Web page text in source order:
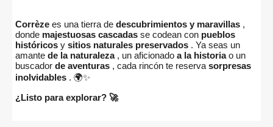
Corrèze es una tierra de descubrimientos y maravillas ,
donde majestuosas cascadas se codean con pueblos
históricos y sitios naturales preservados . Ya seas un
amante de la naturaleza, un aficionado a la historiao un
buscador de aventuras , cada rincón te reserva sorpresas
inolvidables . 🌍✨
¿Listo para explorar? 🚀